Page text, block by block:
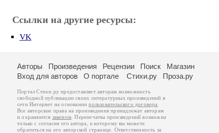
Ссылки на другие ресурсы:
VK
Авторы Произведения Рецензии Поиск
Магазин
Вход для авторов
О портале Стихи.ру Проза.ру
Портал Стихи.ру предоставляет авторам возможность
свободной публикации своих литературных произведений в
сети Интернет на основаниипользовательского договора.
Все авторские права на произведения принадлежат авторам
и охраняются законом. Перепечатка произведений возможна
только с согласия его автора, к которому вы можете
обратиться на его авторской странице. Ответственность за